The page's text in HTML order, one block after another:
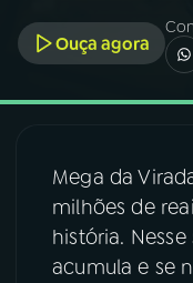
A RÁDIO
03
04PROGRAMAS
PODCASTS
Ouça agora
Mega da
milhões de
história.
acumula e se